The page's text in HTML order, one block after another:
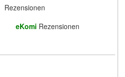
Rezensionen
eKomi Rezensionen